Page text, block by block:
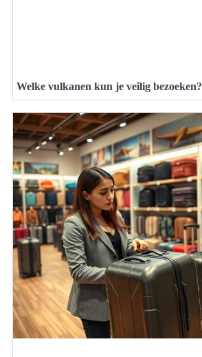
Welke vulkanen kun je veilig bezoeken?